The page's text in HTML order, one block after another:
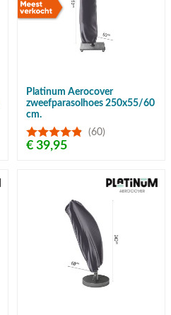
Platinum Aerocover
zweefparasolhoes 250x55/60
cm.
(60)
€ 39,95